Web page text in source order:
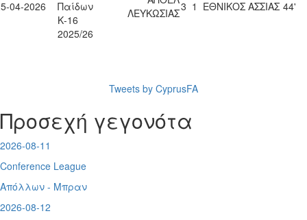
04-2026
Παίδων
Κ-16
2025/26
ΛΕΥΚΩΣΙΑΣ3 1 ΕΘΝΙΚΟΣ ΑΣΣΙΑΣ 44'
Tweets by CyprusFA
Προσεχή γεγονότα
2026-08-11
Conference League
Απόλλων - Μπραν
2026-08-12